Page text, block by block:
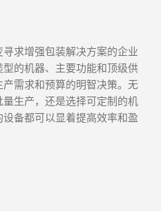
求增强包装解决方案的企业
的机器、主要功能和顶级供
需求和预算的明智决策。无
生产，还是选择可定制的机
备都可以显着提高效率和盈